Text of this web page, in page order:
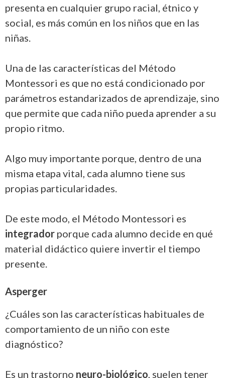
presenta en cualquier grupo racial, étnico y
social, es más común en los niños que en las
niñas.
Una de las características del Método
Montessori es que no está condicionado por
parámetros estandarizados de aprendizaje, sino
que permite que cada niño pueda aprender a su
propio ritmo.
Algo muy importante porque, dentro de una
misma etapa vital, cada alumno tiene sus
propias particularidades.
De este modo, el Método Montessori es
integrador porque cada alumno decide en qué
material didáctico quiere invertir el tiempo
presente.
Asperger
¿Cuáles son las características habituales de
comportamiento de un niño con este
diagnóstico?
Es un trastorno neuro-biológico, suelen tener